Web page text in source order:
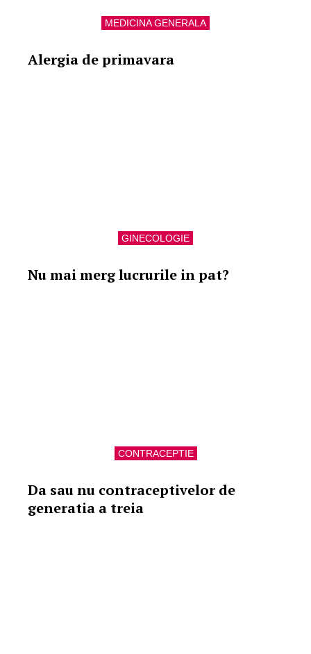
MEDICINA GENERALA
Alergia de primavara
GINECOLOGIE
Nu mai merg lucrurile in pat?
CONTRACEPTIE
Da sau nu contraceptivelor de
generatia a treia